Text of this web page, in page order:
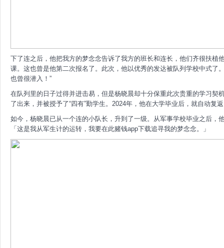
下了连之后，他把我方的梦念念告诉了我方的班长和连长，他们齐很扶植
课。这也曾是他第二次报名了。此次，他以优秀的发达被队列学校中式了
也曾很潜入！”
在队列里的日子过得并进击易，但是杨晓晨却十分保重此次贵重的学习契
了出来，并被授予了“四有”勤学生。2024年，他在大学毕业后，就自动复
如今，杨晓晨已从一个连的小队长，升到了一级。从军事学校毕业之后，
「这是我从军生计的运转，我要在此赌钱app下载追寻我的梦念念。」